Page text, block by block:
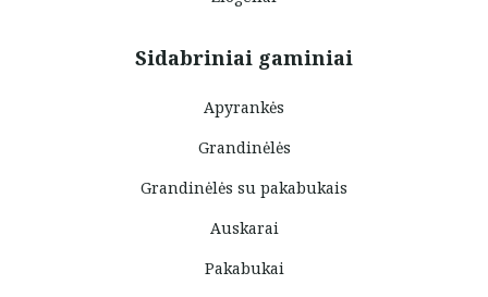
Sidabriniai gaminiai
Apyrankės
Grandinėlės
Grandinėlės su pakabukais
Auskarai
Pakabukai